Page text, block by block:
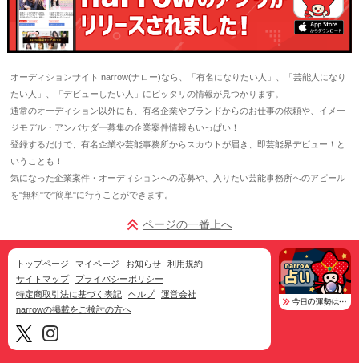
オーディションサイト narrow(ナロー)なら、「有名になりたい人」、「芸能人になり
たい人」、「デビューしたい人」にピッタリの情報が見つかります。
通常のオーディション以外にも、有名企業やブランドからのお仕事の依頼や、イメー
ジモデル・アンバサダー募集の企業案件情報もいっぱい！
登録するだけで、有名企業や芸能事務所からスカウトが届き、即芸能界デビュー！と
いうことも！
気になった企業案件・オーディションへの応募や、入りたい芸能事務所へのアピール
を"無料"で"簡単"に行うことができます。
ページの一番上へ
トップページ マイページ お知らせ
利用規約
サイトマップ
プライバシーポリシー
特定商取引法に基づく表記
ヘルプ
運営会社
narrowの掲載をご検討の方へ